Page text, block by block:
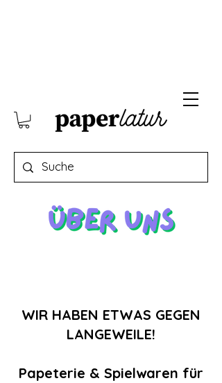
WIR HABEN ETWAS GEGEN
LANGEWEILE!​
Papeterie & Spielwaren für